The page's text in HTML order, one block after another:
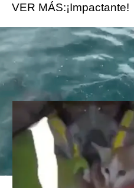
VER MÁS:¡Impactante!
Gatita rescatada
después de los
Venezuela
Ballena